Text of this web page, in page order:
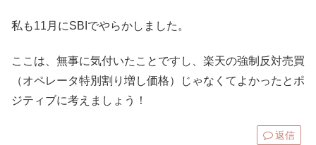
私も11月にSBIでやらかしました。
ここは、無事に気付いたことですし、楽天の強制反対売買
（オペレータ特別割り増し価格）じゃなくてよかったとポ
ジティブに考えましょう！
返信